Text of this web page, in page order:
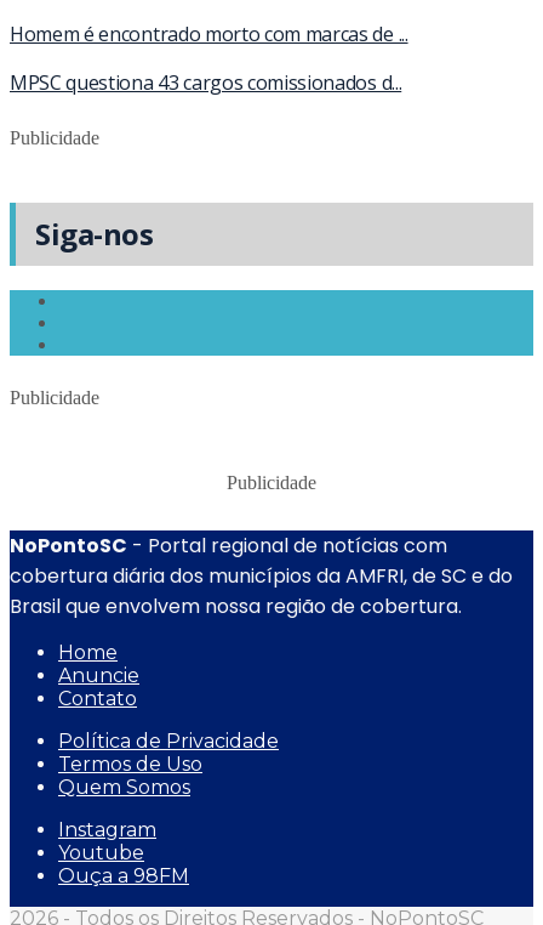
Homem é encontrado morto com marcas de ...
MPSC questiona 43 cargos comissionados d...
Publicidade
Siga-nos
Publicidade
Publicidade
NoPontoSC - Portal regional de notícias com
cobertura diária dos municípios da AMFRI, de SC e do
Brasil que envolvem nossa região de cobertura.
Home
Anuncie
Contato
Política de Privacidade
Termos de Uso
Quem Somos
Instagram
Youtube
Ouça a 98FM
2026 - Todos os Direitos Reservados - NoPontoSC